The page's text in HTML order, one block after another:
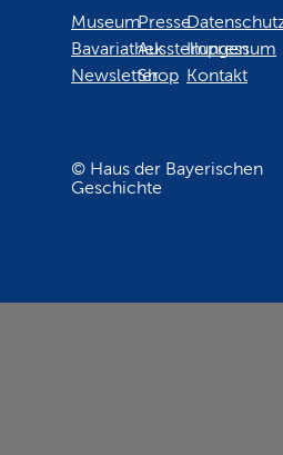
Museum
Bavariathek
Newsletter
Presse
Ausstellungen
Shop
Impressum
Kontakt
© Haus der Bayerischen
Geschichte